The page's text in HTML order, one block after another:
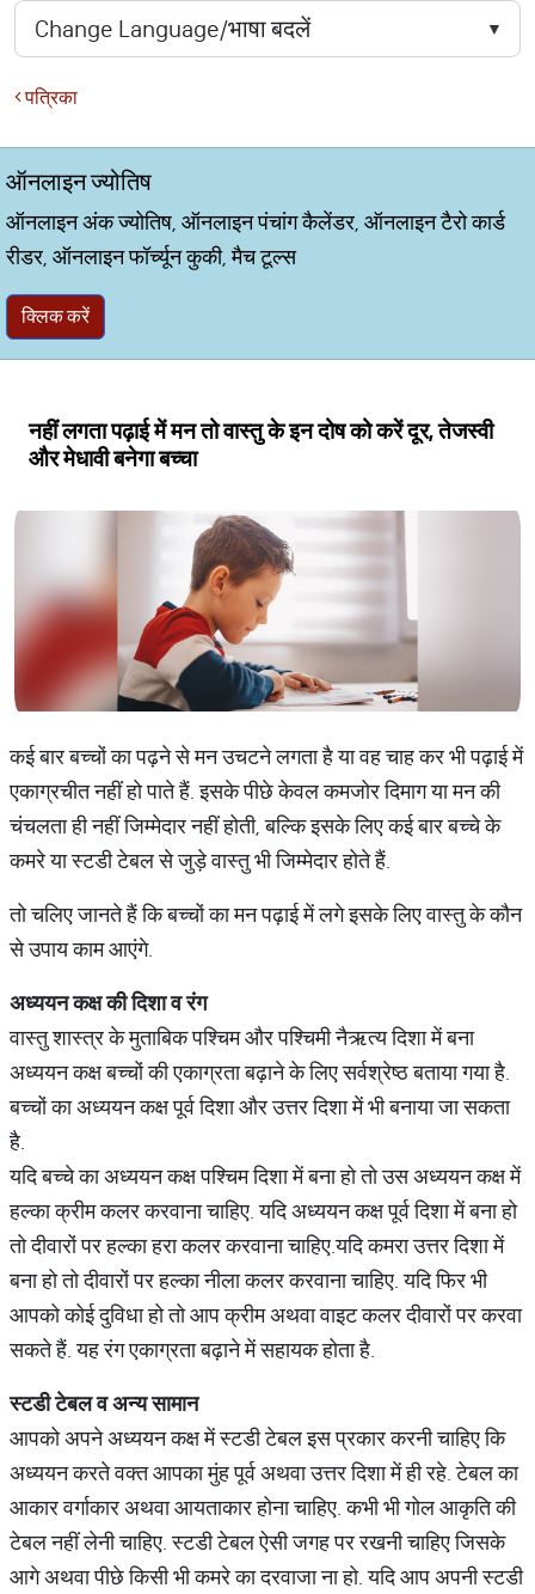
पत्रिका
ऑनलाइन ज्योतिष
ऑनलाइन अंक ज्योतिष, ऑनलाइन पंचांग कैलेंडर, ऑनलाइन टैरो कार्ड
रीडर, ऑनलाइन फॉर्च्यून कुकी, मैच टूल्स
क्लिक करें
नहीं लगता पढ़ाई में मन तो वास्तु के इन दोष को करें दूर, तेजस्वी
और मेधावी बनेगा बच्चा
कई बार बच्चों का पढ़ने से मन उचटने लगता है या वह चाह कर भी पढ़ाई में
एकाग्रचीत नहीं हो पाते हैं. इसके पीछे केवल कमजोर दिमाग या मन की
चंचलता ही नहीं जिम्मेदार नहीं होती, बल्कि इसके लिए कई बार बच्चे के
कमरे या स्टडी टेबल से जुड़े वास्तु भी जिम्मेदार होते हैं.
तो चलिए जानते हैं कि बच्चों का मन पढ़ाई में लगे इसके लिए वास्तु के कौन
से उपाय काम आएंगे.
अध्ययन कक्ष की दिशा व रंग
वास्तु शास्त्र के मुताबिक पश्चिम और पश्चिमी नैऋत्य दिशा में बना
अध्ययन कक्ष बच्चों की एकाग्रता बढ़ाने के लिए सर्वश्रेष्ठ बताया गया है.
बच्चों का अध्ययन कक्ष पूर्व दिशा और उत्तर दिशा में भी बनाया जा सकता
है.
यदि बच्चे का अध्ययन कक्ष पश्चिम दिशा में बना हो तो उस अध्ययन कक्ष में
हल्का क्रीम कलर करवाना चाहिए. यदि अध्ययन कक्ष पूर्व दिशा में बना हो
तो दीवारों पर हल्का हरा कलर करवाना चाहिए.यदि कमरा उत्तर दिशा में
बना हो तो दीवारों पर हल्का नीला कलर करवाना चाहिए. यदि फिर भी
आपको कोई दुविधा हो तो आप क्रीम अथवा वाइट कलर दीवारों पर करवा
सकते हैं. यह रंग एकाग्रता बढ़ाने में सहायक होता है.
स्टडी टेबल व अन्य सामान
आपको अपने अध्ययन कक्ष में स्टडी टेबल इस प्रकार करनी चाहिए कि
अध्ययन करते वक्त आपका मुंह पूर्व अथवा उत्तर दिशा में ही रहे. टेबल का
आकार वर्गाकार अथवा आयताकार होना चाहिए. कभी भी गोल आकृति की
टेबल नहीं लेनी चाहिए. स्टडी टेबल ऐसी जगह पर रखनी चाहिए जिसके
आगे अथवा पीछे किसी भी कमरे का दरवाजा ना हो. यदि आप अपनी स्टडी